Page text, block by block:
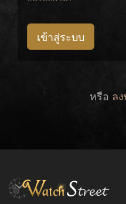
เข้าสู่ระบบ
หรือ ล